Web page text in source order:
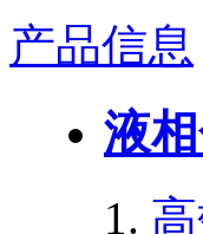
产品信息
液